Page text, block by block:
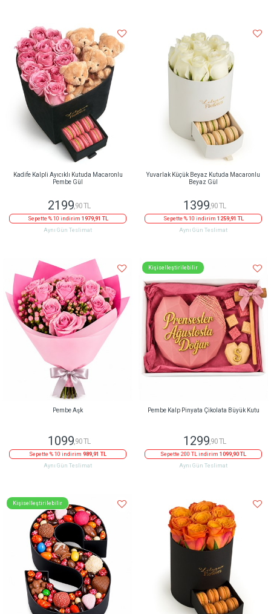
Kadife Kalpli Ayıcıklı Kutuda Macaronlu
Pembe Gül
2199,90 TL
Sepette % 10 indirim 1979,91 TL
Aynı Gün Teslimat
Yuvarlak Küçük Beyaz Kutuda Macaronlu
Beyaz Gül
1399,90 TL
Sepette % 10 indirim 1259,91 TL
Aynı Gün Teslimat
Pembe Aşk
1099,90 TL
Sepette % 10 indirim 989,91 TL
Aynı Gün Teslimat
Kişiselleştirilebilir
Pembe Kalp Pinyata Çikolata Büyük Kutu
1299,90 TL
Sepette 200 TL indirim 1099,90 TL
Aynı Gün Teslimat
Kişiselleştirilebilir